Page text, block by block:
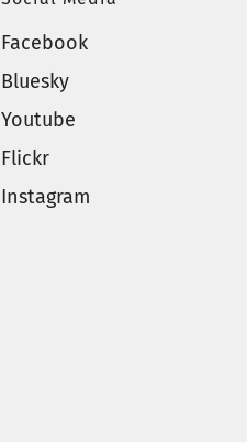
Facebook
Bluesky
Youtube
Flickr
Instagram